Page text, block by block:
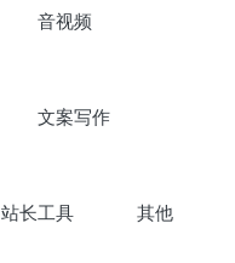
音视频
文案写作
站长工具 其他